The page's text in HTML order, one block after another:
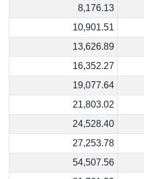
8,176.13
10,901.51
13,626.89
16,352.27
19,077.64
21,803.02
24,528.40
27,253.78
54,507.56